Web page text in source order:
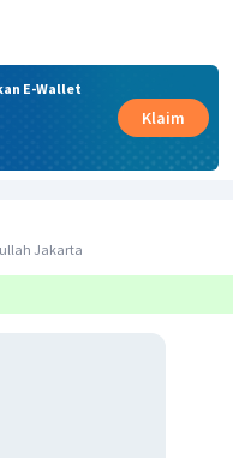
E-Wallet
Klaim
Jakarta